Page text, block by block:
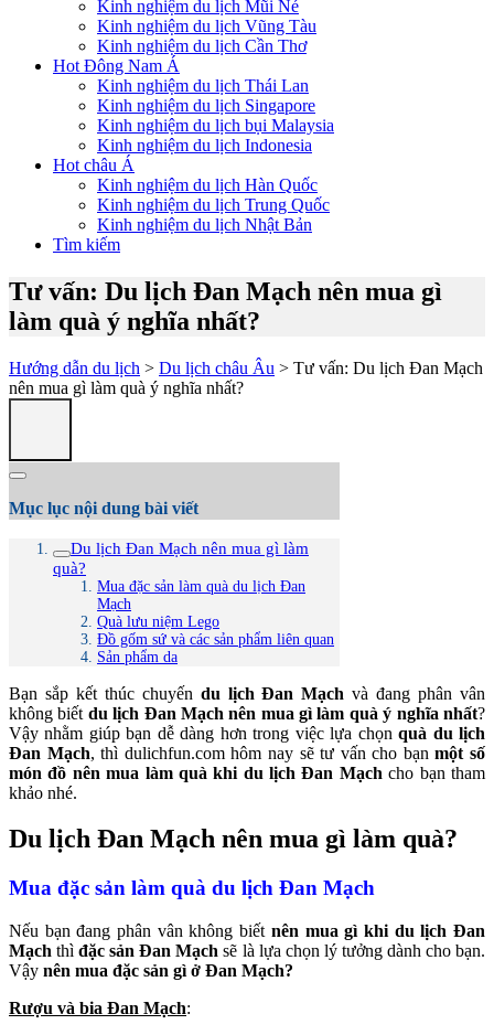
Kinh nghiệm du lịch Mũi Né
Kinh nghiệm du lịch Vũng Tàu
Kinh nghiệm du lịch Cần Thơ
Hot Đông Nam Á
Kinh nghiệm du lịch Thái Lan
Kinh nghiệm du lịch Singapore
Kinh nghiệm du lịch bụi Malaysia
Kinh nghiệm du lịch Indonesia
Hot châu Á
Kinh nghiệm du lịch Hàn Quốc
Kinh nghiệm du lịch Trung Quốc
Kinh nghiệm du lịch Nhật Bản
Tìm kiếm
Tư vấn: Du lịch Đan Mạch nên mua gì
làm quà ý nghĩa nhất?
Hướng dẫn du lịch > Du lịch châu Âu > Tư vấn: Du lịch Đan Mạch
nên mua gì làm quà ý nghĩa nhất?
Mục lục nội dung bài viết
Du lịch Đan Mạch nên mua gì làm
quà?
Mua đặc sản làm quà du lịch Đan
Mạch
Quà lưu niệm Lego
Đồ gốm sứ và các sản phẩm liên quan
Sản phẩm da
Bạn sắp kết thúc chuyến du lịch Đan Mạch và đang phân vân
không biết du lịch Đan Mạch nên mua gì làm quà ý nghĩa nhất?
Vậy nhằm giúp bạn dễ dàng hơn trong việc lựa chọnquà du lịch
Đan Mạch, thì dulichfun.com hôm nay sẽ tư vấn cho bạnmột số
món đồ nên mua làm quà khi du lịch Đan Mạch cho bạn tham
khảo nhé.
Du lịch Đan Mạch nên mua gì làm quà?
Mua đặc sản làm quà du lịch Đan Mạch
Nếu bạn đang phân vân không biết nên mua gì khi du lịch Đan
Mạch thìđặc sản Đan Mạch sẽ là lựa chọn lý tưởng dành cho bạn.
Vậy nên mua đặc sản gì ở Đan Mạch?
Rượu và bia Đan Mạch: